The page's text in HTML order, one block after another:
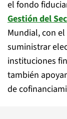
el fondo
Gestión del
Mundial, con
suministrar
instituciones
también
de